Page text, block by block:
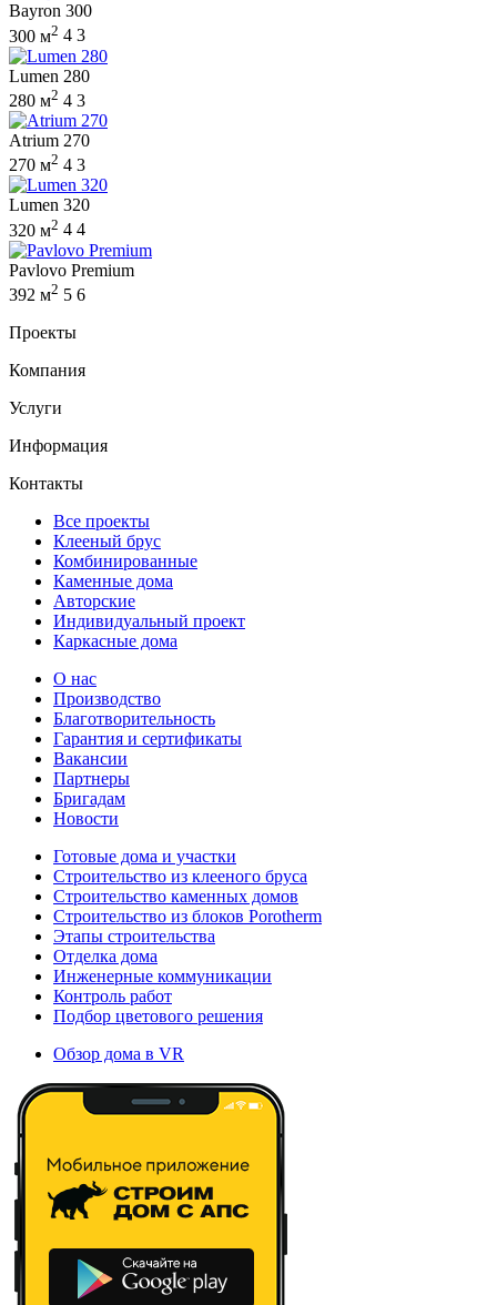
Bayron 300
300 м2 4 3
Lumen 280
280 м2 4 3
Atrium 270
270 м2 4 3
Lumen 320
320 м2 4 4
Pavlovo Premium
392 м2 5 6
Проекты
Компания
Услуги
Информация
Контакты
Все проекты
Клееный брус
Комбинированные
Каменные дома
Авторские
Индивидуальный проект
Каркасные дома
О нас
Производство
Благотворительность
Гарантия и сертификаты
Вакансии
Партнеры
Бригадам
Новости
Готовые дома и участки
Строительство из клееного бруса
Строительство каменных домов
Строительство из блоков Porotherm
Этапы строительства
Отделка дома
Инженерные коммуникации
Контроль работ
Подбор цветового решения
Обзор дома в VR